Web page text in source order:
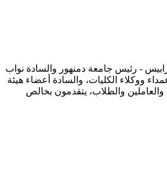
الأستاذ الدكتور / إلهامي ترابيس - رئيس جامعة دمنهور والسادة نواب
رئيس الجامعة، والسادة عمداء ووكلاء الكليات، والسادة أعضاء هيئة
التدريس والهيئة المعاونة، والعاملين والطلاب، يتقدمون بخالص